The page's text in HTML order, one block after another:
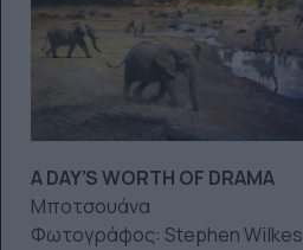
A DAY’S WORTH OF DRAMA
Μποτσουάνα
Φωτογράφος: Stephen Wilkes